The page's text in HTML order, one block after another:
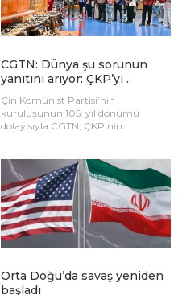
CGTN: Dünya şu sorunun
yanıtını arıyor: ÇKP’yi ..
Çin Komünist Partisi’nin
kuruluşunun 105. yıl dönümü
dolayısıyla CGTN, ÇKP’nin
bir makale yayımladı. Makale, Çin’in
kalkınma yolu, yönetişim modeli ve
küresel vizyonunun ÇKP’ye yönelik
küresel algıları nasıl yeniden
şekillendirdiğini ve modernleşme ile
küresel yönetişime ilişkin yeni bakış
açıları sunduğunu ele alıyor.
Orta Doğu’da savaş yeniden
başladı